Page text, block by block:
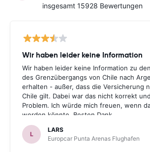
insgesamt 15928 Bewertungen
Wir haben leider keine Information
Wir haben leider keine Information zu
des Grenzübergangs von Chile nach
erhalten - außer, dass die Versicherung
Chile gilt. Dabei war das nicht korrekt
Problem. Ich würde mich freuen, wenn
werden könnte. Besten Dank.
L
LARS
Europcar Punta Arenas Flughafen